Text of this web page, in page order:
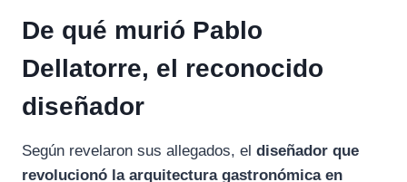
De qué murió Pablo
Dellatorre, el reconocido
diseñador
Según revelaron sus allegados, el diseñador que
revolucionó la arquitectura gastronómica en